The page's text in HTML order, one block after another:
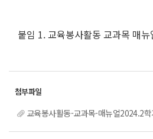
붙임 1. 교육봉사활동 교과목 매
교육봉사활동-교과목-매뉴얼2024.2